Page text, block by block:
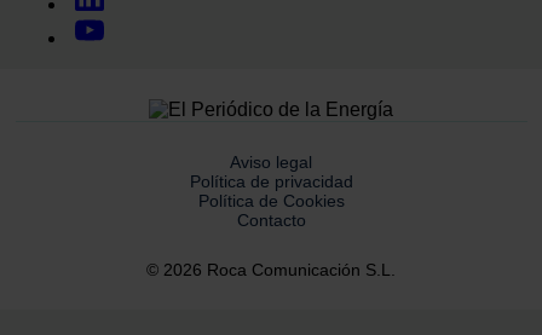
Aviso legal
Política de privacidad
Política de Cookies
Contacto
© 2026 Roca Comunicación S.L.